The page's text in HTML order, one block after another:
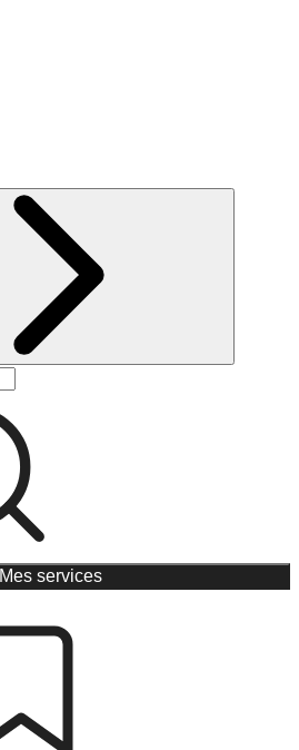
Mes services